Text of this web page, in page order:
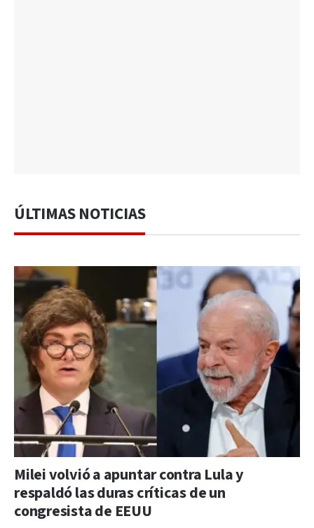
ÚLTIMAS NOTICIAS
Milei volvió a apuntar contra Lula y
respaldó las duras críticas de un
congresista de EEUU